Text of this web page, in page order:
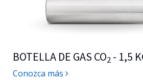
BOTELLA DE GAS CO2 - 1,5
Conozca más